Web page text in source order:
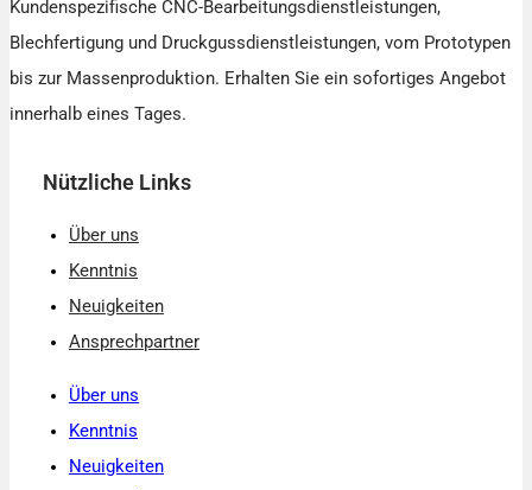
Kundenspezifische CNC-Bearbeitungsdienstleistungen,
Blechfertigung und Druckgussdienstleistungen, vom Prototypen
bis zur Massenproduktion. Erhalten Sie ein sofortiges Angebot
innerhalb eines Tages.
Nützliche Links
Über uns
Kenntnis
Neuigkeiten
Ansprechpartner
Über uns
Kenntnis
Neuigkeiten